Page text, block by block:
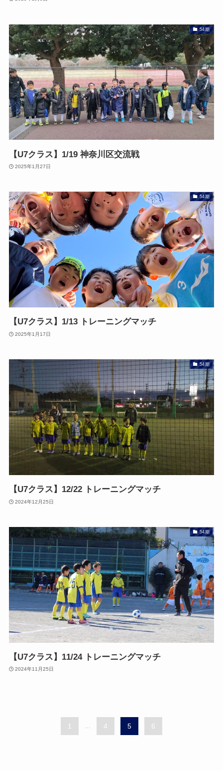
54期
【U7クラス】1/19 神奈川区交流戦
2025年1月27日
54期
【U7クラス】1/13 トレーニングマッチ
2025年1月17日
54期
【U7クラス】12/22 トレーニングマッチ
2024年12月25日
54期
【U7クラス】11/24 トレーニングマッチ
2024年11月25日
1 4 5 6